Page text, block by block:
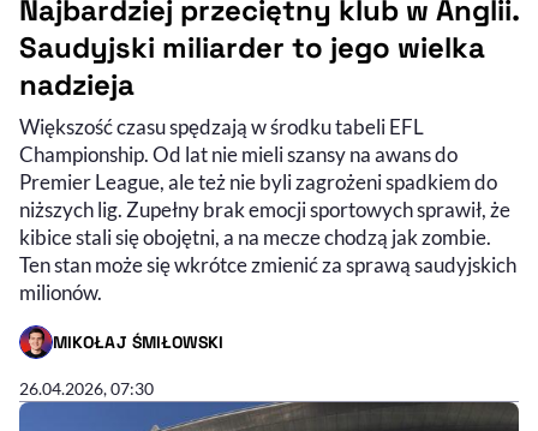
Najbardziej przeciętny klub w Anglii.
Saudyjski miliarder to jego wielka
nadzieja
Większość czasu spędzają w środku tabeli EFL
Championship. Od lat nie mieli szansy na awans do
Premier League, ale też nie byli zagrożeni spadkiem do
niższych lig. Zupełny brak emocji sportowych sprawił, że
kibice stali się obojętni, a na mecze chodzą jak zombie.
Ten stan może się wkrótce zmienić za sprawą saudyjskich
milionów.
MIKOŁAJ ŚMIŁOWSKI
- AUTOR ARTYKUŁU - PROFIL
26.04.2026, 07:30